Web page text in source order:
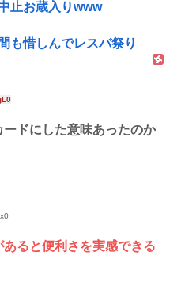
止お蔵入りwww
も惜しんでレスバ祭り
ドにした意味あったのか
ると便利さを実感できる